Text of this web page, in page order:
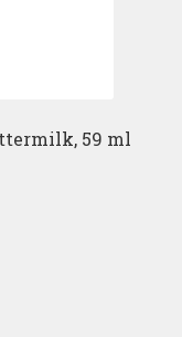
59 ml